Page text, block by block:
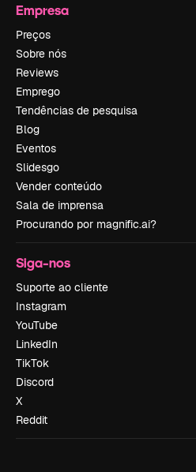
Empresa
Preços
Sobre nós
Reviews
Emprego
Tendências de pesquisa
Blog
Eventos
Slidesgo
Vender conteúdo
Sala de imprensa
Procurando por magnific.ai?
Siga-nos
Suporte ao cliente
Instagram
YouTube
LinkedIn
TikTok
Discord
X
Reddit